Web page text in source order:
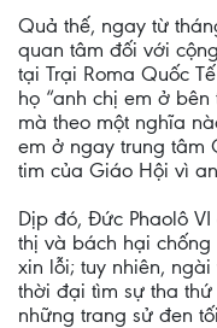
Quả thế, ngay từ
quan tâm đối với
tại Trại Roma Quốc
họ “anh chị em ở
mà theo một nghĩa
em ở ngay trung tâm
tim của Giáo Hội vì
Dịp đó, Đức Phaolô
thị và bách hại
xin lỗi; tuy nhiên,
thời đại tìm sự tha
những trang sử đen